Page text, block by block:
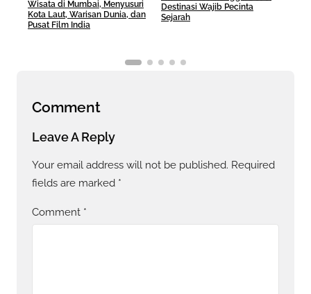
Wisata di Mumbai, Menyusuri
Kota Laut, Warisan Dunia, dan
Pusat Film India
Destinasi Wajib Pecinta
Sejarah
Comment
Leave A Reply
Your email address will not be published. Required
fields are marked *
Comment *